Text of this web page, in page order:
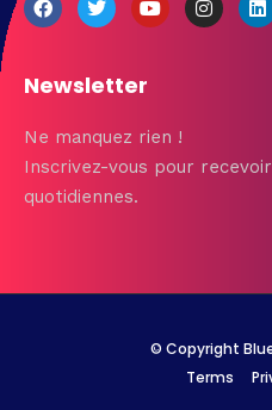
Newsletter
Ne manquez rien !
Inscrivez-vous pour
quotidiennes.
© Copyright
Terms